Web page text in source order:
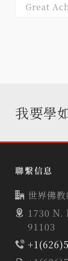
Great
我要學
聯繫信息
世界佛
1730 N.
91103